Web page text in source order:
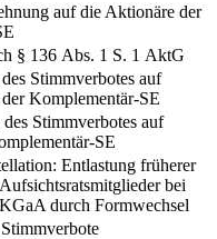
auf die Aktionäre der
§ 136 Abs. 1 S. 1 AktG
Stimmverbotes auf
Komplementär-SE
Stimmverbotes auf
SE
Entlastung früherer
bei
durch Formwechsel